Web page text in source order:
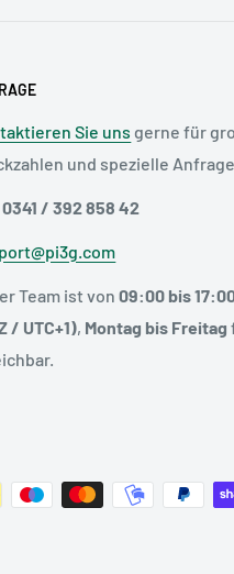
Sie uns gerne für
und spezielle
/ 392 858 42
Team ist von 09:00 bis
/ UTC+1), Montag bis Freitag